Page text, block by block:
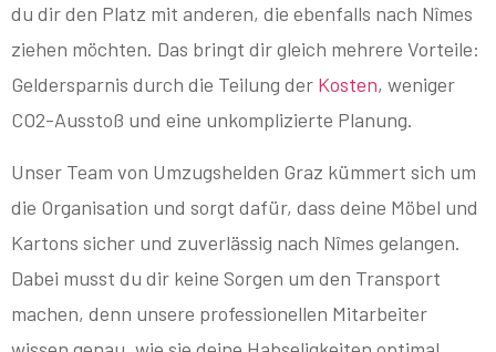
du dir den Platz mit anderen, die ebenfalls nach Nîmes
ziehen möchten. Das bringt dir gleich mehrere Vorteile:
Geldersparnis durch die Teilung der Kosten, weniger
CO2-Ausstoß und eine unkomplizierte Planung.
Unser Team von Umzugshelden Graz kümmert sich um
die Organisation und sorgt dafür, dass deine Möbel und
Kartons sicher und zuverlässig nach Nîmes gelangen.
Dabei musst du dir keine Sorgen um den Transport
machen, denn unsere professionellen Mitarbeiter